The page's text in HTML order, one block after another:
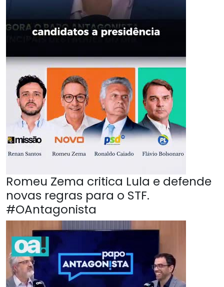
Romeu Zema critica Lula e defende
novas regras para o STF.
#OAntagonista